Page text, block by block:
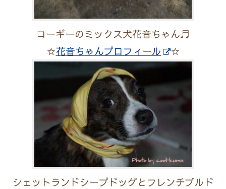
コーギーのミックス犬花音ちゃん♬
☆花音ちゃんプロフィール ☆
シェットランドシープドッグとフレンチブルド